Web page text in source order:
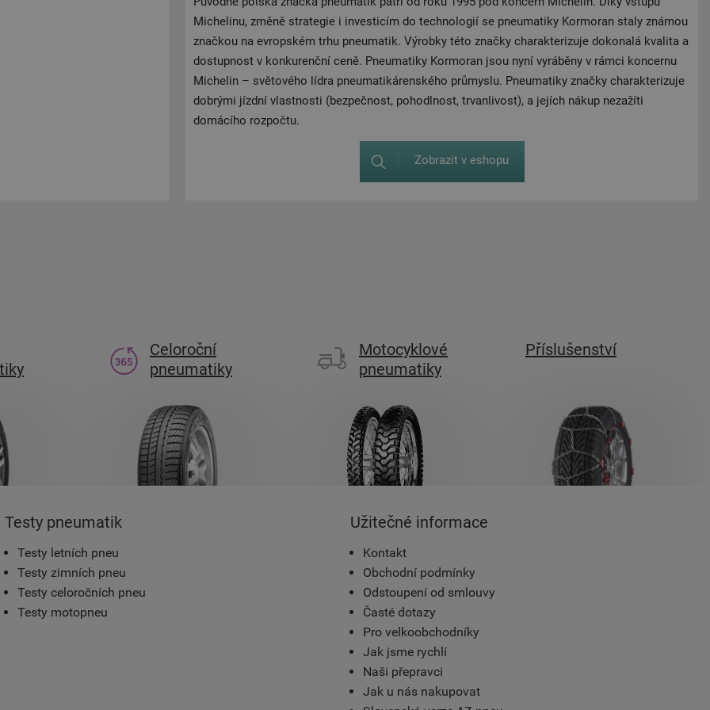
Michelinu, změně strategie i investicím do technologií se pneumatiky Kormoran staly známou
značkou na evropském trhu pneumatik. Výrobky této značky charakterizuje dokonalá kvalita a
dostupnost v konkurenční ceně. Pneumatiky Kormoran jsou nyní vyráběny v rámci koncernu
Michelin – světového lídra pneumatikárenského průmyslu. Pneumatiky značky charakterizuje
dobrými jízdní vlastnosti (bezpečnost, pohodlnost, trvanlivost), a jejích nákup nezažíti
domácího rozpočtu.
Zobrazit v eshopu
Celoroční
pneumatiky
Motocyklové
pneumatiky
Příslušenství
Testy pneumatik
Testy letních pneu
Testy zimních pneu
Testy celoročních pneu
Testy motopneu
Užitečné informace
Kontakt
Obchodní podmínky
Odstoupení od smlouvy
Časté dotazy
Pro velkoobchodníky
Jak jsme rychlí
Naši přepravci
Jak u nás nakupovat